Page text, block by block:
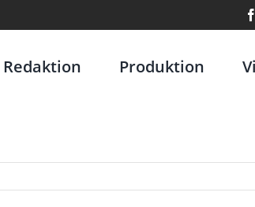
Redaktion Produktion